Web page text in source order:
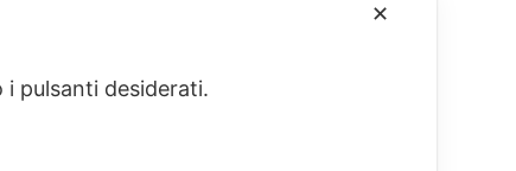
✕
pulsanti desiderati.